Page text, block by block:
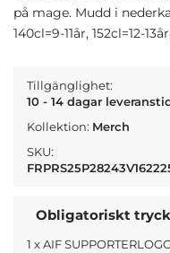
på mage. Mudd i
140cl=9-11år, 152cl=12-
Tillgänglighet:
10 - 14 dagar
Kollektion: Merch
SKU:
Obligatoriskt
1 x AIF